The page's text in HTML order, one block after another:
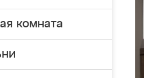
комната